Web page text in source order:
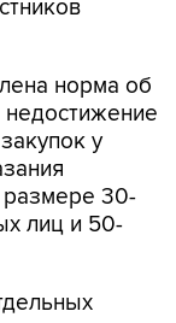
норма об
у
30-
лиц и 50-